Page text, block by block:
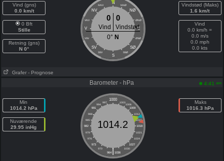
Vind (gns)
0.0 km/t
0 Bft
Stille
Retning (gns)
N 0°
N
NNV NNØ
NV NØ
VNV ØNØ
V E
VSV ØSØ
SV SØ
SSV SSØ
S
0 0
Vind
Vindstød
0° N
Vindstød (Maks)
1.6 km/t
Vind
0.0 km/h =
0.0 m/s
0.0 mph
0.0 kts
Grafer - Prognose
Barometer - hPa 4:41 am
Min
1014.2 hPa
Nuværende
29.95 inHg
1000
997 1003
994
1006
991
1009
988
1012
985
1015
982
1018
979
1021
976
1024
973
1027
970
1030
|
964 1036
1014.2
Maks
1016.3 hPa